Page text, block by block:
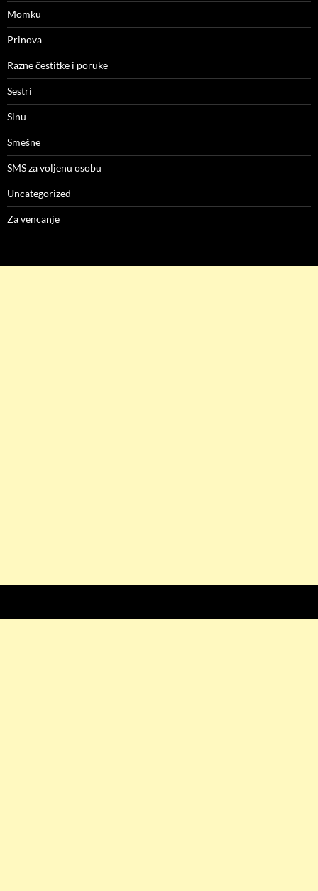
Momku
Prinova
Razne čestitke i poruke
Sestri
Sinu
Smešne
SMS za voljenu osobu
Uncategorized
Za vencanje